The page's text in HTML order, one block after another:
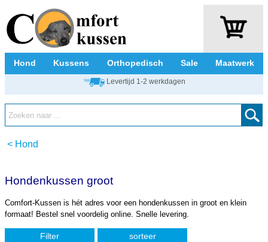
Hond Kussens Orthopedisch Sale Maatwerk
Levertijd 1-2 werkdagen
< Hond
Hondenkussen groot
Comfort-Kussen is hét adres voor een hondenkussen in groot en klein
formaat! Bestel snel voordelig online. Snelle levering.
Filter sorteer